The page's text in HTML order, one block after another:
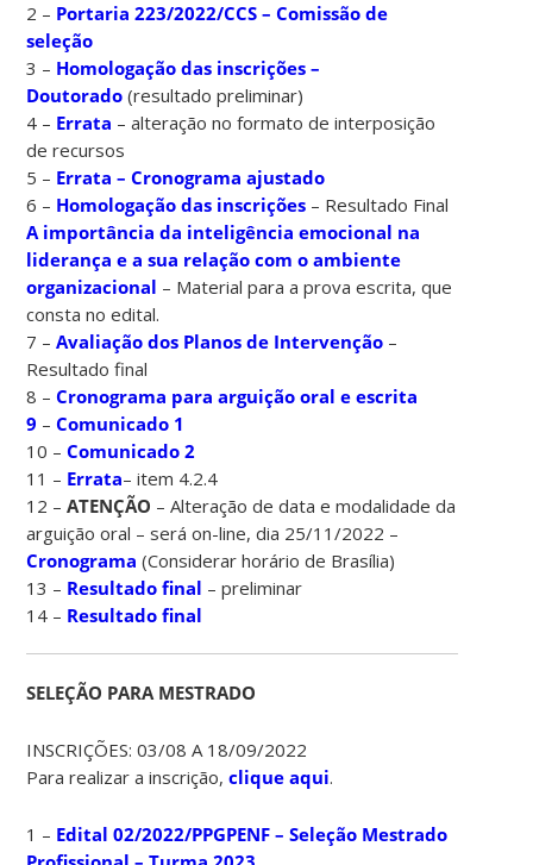
2 – Portaria 223/2022/CCS – Comissão de
seleção
3 – Homologação das inscrições –
Doutorado (resultado preliminar)
4 – Errata – alteração no formato de interposição
de recursos
5 – Errata – Cronograma ajustado
6 – Homologação das inscrições – Resultado Final
A importância da inteligência emocional na
liderança e a sua relação com o ambiente
organizacional – Material para a prova escrita, que
consta no edital.
7 –Avaliação dos Planos de Intervenção –
Resultado final
8 –Cronograma para arguição oral e escrita
9 –Comunicado 1
10 –Comunicado 2
11 – Errata– item 4.2.4
12 –ATENÇÃO – Alteração de data e modalidade da
arguição oral – será on-line, dia 25/11/2022 –
Cronograma (Considerar horário de Brasília)
13 – Resultado final – preliminar
14 – Resultado final
SELEÇÃO PARA MESTRADO
INSCRIÇÕES: 03/08 A 18/09/2022
Para realizar a inscrição,clique aqui.
1 – Edital 02/2022/PPGPENF – Seleção Mestrado